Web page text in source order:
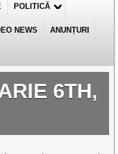
POLITICĂ
NEWS ANUNȚURI
6TH,